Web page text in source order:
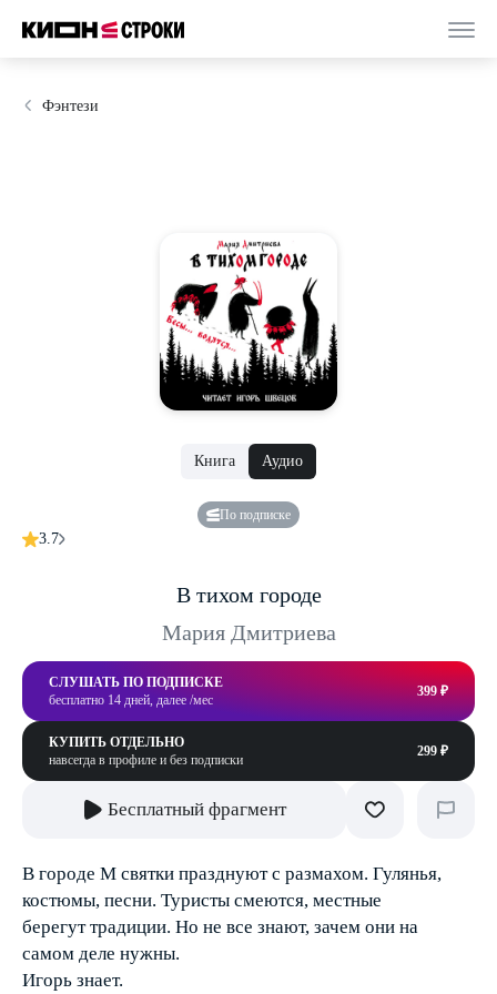
Фэнтези
Книга Аудио
По подписке
3.7
В тихом городе
Мария Дмитриева
СЛУШАТЬ ПО ПОДПИСКЕ
бесплатно 14 дней, далее /мес
399 ₽
КУПИТЬ ОТДЕЛЬНО
навсегда в профиле и без подписки
299 ₽
Бесплатный фрагмент
В городе М святки празднуют с размахом. Гулянья,
костюмы, песни. Туристы смеются, местные
берегут традиции. Но не все знают, зачем они на
самом деле нужны.
Игорь знает.